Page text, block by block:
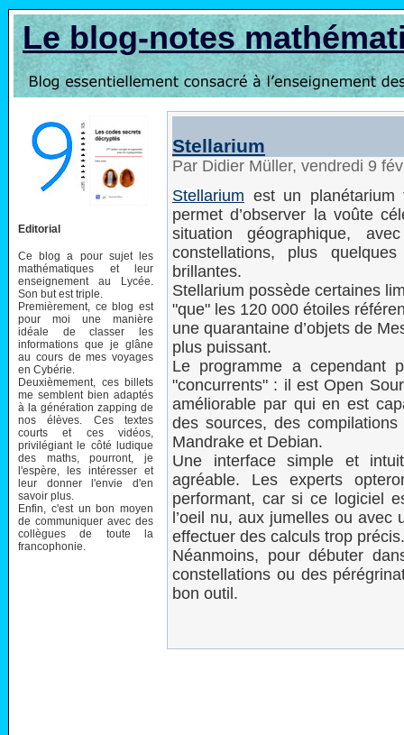
Le blog-notes
Editorial
Ce blog a pour sujet les
mathématiques et leur
enseignement au Lycée.
Son but est triple.
Premièrement, ce blog est
pour moi une manière
idéale de classer les
informations que je glâne
au cours de mes voyages
en Cybérie.
Deuxièmement, ces billets
me semblent bien adaptés
à la génération zapping de
nos élèves. Ces textes
courts et ces vidéos,
privilégiant le côté ludique
des maths, pourront, je
l'espère, les intéresser et
leur donner l'envie d'en
savoir plus.
Enfin, c'est un bon moyen
de communiquer avec des
collègues de toute la
francophonie.
Stellarium
Par Didier Müller, vendredi 9
Stellarium est un
permet d’observer la voûte
situation géographique,
constellations, plus
brillantes.
Stellarium possède certaines
"que" les 120 000 étoiles
une quarantaine d’objets de
plus puissant.
Le programme a cependant
"concurrents" : il est Open
améliorable par qui en est
des sources, des
Mandrake et Debian.
Une interface simple et
agréable. Les experts
performant, car si ce logiciel
l’oeil nu, aux jumelles ou
effectuer des calculs trop précis.
Néanmoins, pour débuter
constellations ou des
bon outil.